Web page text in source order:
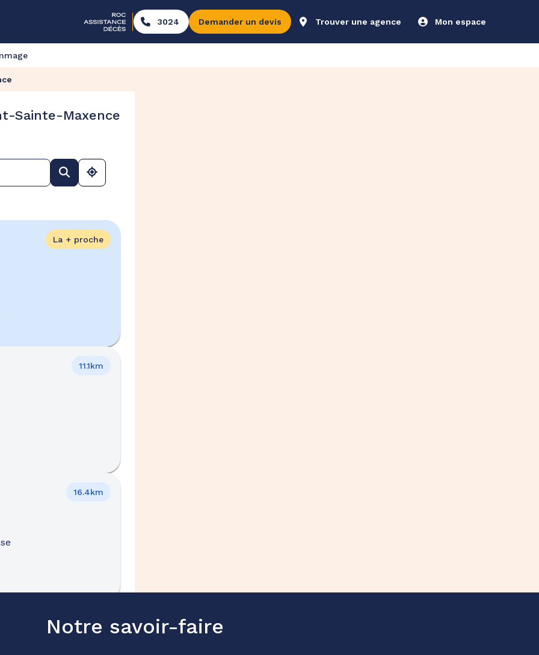
3024 Demander un devis Trouver une agence Mon espace
Sainte-Maxence
La + proche
11.1km
16.4km
34.9km
Notre savoir-faire